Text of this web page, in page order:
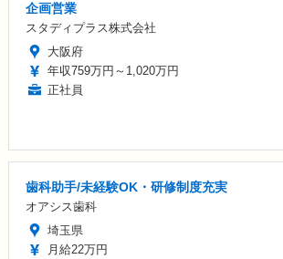
企画営業
スタディプラス株式会社
大阪府
年収759万円～1,020万円
正社員
歯科助手/未経験OK・研修制度充実
オアシス歯科
埼玉県
月給22万円